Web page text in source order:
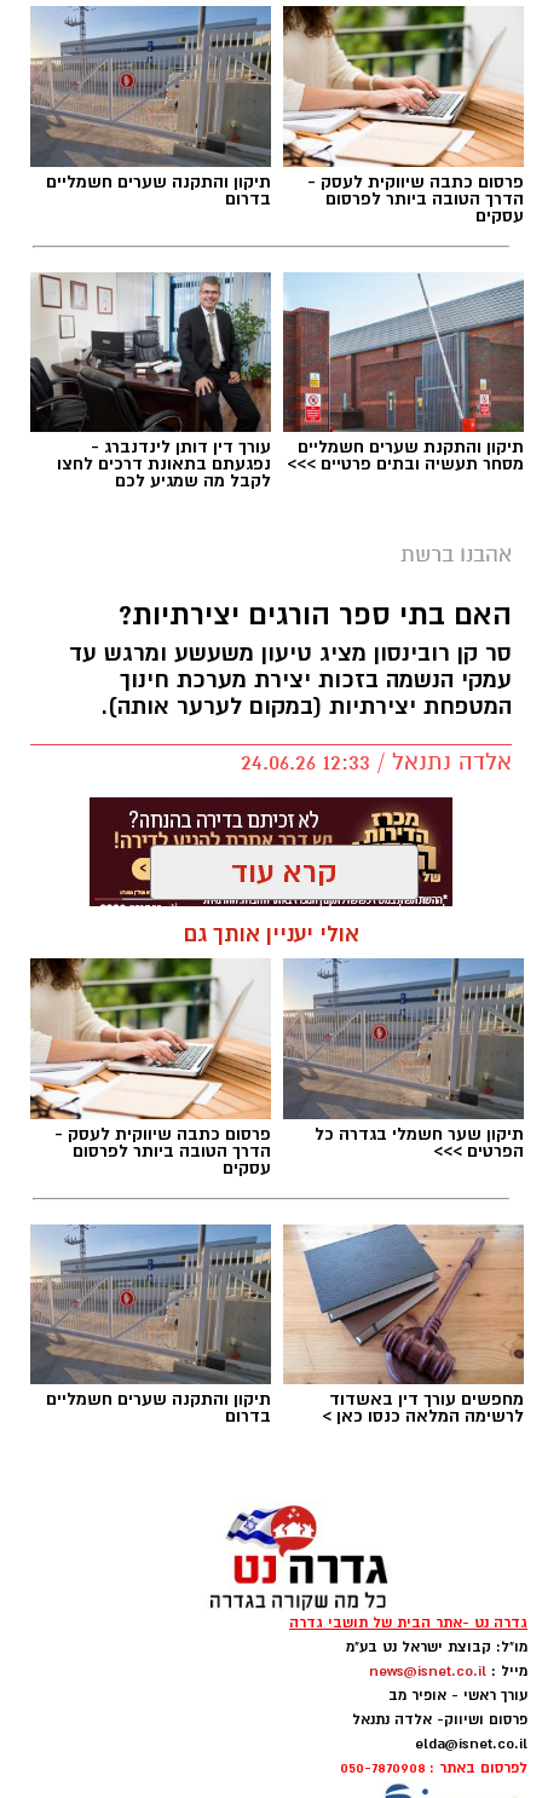
חדשותי? מצאתם טעות בכתבה? נשמח שתשתפו
פרסום כתבה שיווקית לעסק -
הדרך הטובה ביותר לפרסום
עסקים
תיקון והתקנה שערים חשמליים
בדרום
תיקון והתקנת שערים חשמליים
מסחר תעשיה ובתים פרטיים >>>
עורך דין דותן לינדנברג -
נפגעתם בתאונת דרכים לחצו
לקבל מה שמגיע לכם
אהבנו ברשת
האם בתי ספר הורגים יצירתיות?
סר קן רובינסון מציג טיעון משעשע ומרגש עד
עמקי הנשמה בזכות יצירת מערכת חינוך
המטפחת יצירתיות (במקום לערער אותה).
אלדה נתנאל / 12:33 24.06.26
האם בתי ספר הורגים יצירתיות?
יש לכם מידע חשוב שטרם נחשף? צילומים מאירוע
חדשותי? מצאתם טעות בכתבה? נשמח שתשתפו
אותנו
קרא עוד
אולי יעניין אותך גם
תיקון שער חשמלי בגדרה כל
הפרטים >>>
פרסום כתבה שיווקית לעסק -
הדרך הטובה ביותר לפרסום
עסקים
מחפשים עורך דין באשדוד
לרשימה המלאה כנסו כאן >
תיקון והתקנה שערים חשמליים
בדרום
גדרה נט -אתר הבית של תושבי גדרה
מו"ל: קבוצת ישראל נט בע"מ
מייל : news@isnet.co.il
עורך ראשי - אופיר מב
פרסום ושיווק- אלדה נתנאל
elda@isnet.co.il
לפרסום באתר : 050-7870908